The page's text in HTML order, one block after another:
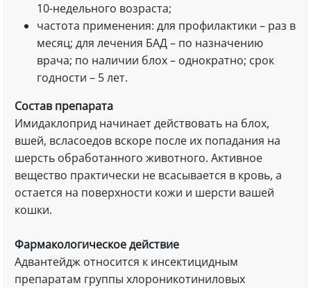
10-недельного возраста;
частота применения: для профилактики – раз в
месяц; для лечения БАД – по назначению
врача; по наличии блох – однократно; срок
годности – 5 лет.
Состав препарата
Имидаклоприд начинает действовать на блох,
вшей, всласоедов вскоре после их попадания на
шерсть обработанного животного. Активное
вещество практически не всасывается в кровь, а
остается на поверхности кожи и шерсти вашей
кошки.
Фармакологическое действие
Адвантейдж относится к инсектицидным
препаратам группы хлороникотиниловых